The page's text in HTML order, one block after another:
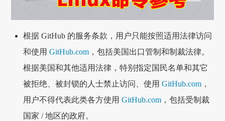
根据 GitHub 的服务条款，用户只能按照适用法律访问
和使用GitHub.com ，包括美国出口管制和制裁法律。
根据美国和其他适用法律，特别指定国民名单和其它
被拒绝、被封锁的人士禁止访问、使用GitHub.com ，
用户不得代表此类各方使用GitHub.com ，包括受制裁
国家 / 地区的政府。